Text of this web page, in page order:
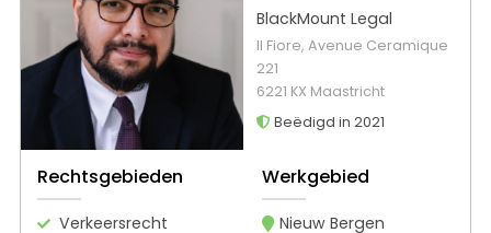
BlackMount Legal
Il Fiore, Avenue Ceramique
221
6221 KX Maastricht
Beëdigd in 2021
Rechtsgebieden
Verkeersrecht
Werkgebied
Nieuw Bergen